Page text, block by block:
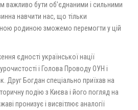
важливо бути об’єднаними і сильними
навчити нас, що тільки
родиною зможемо перемогти у цій
єдності української нації
і Голова Проводу ОУН і
Друг Богдан спеціально приїхав на
подію з Києва і його погляд на
пронизує і висвітлює аналогії